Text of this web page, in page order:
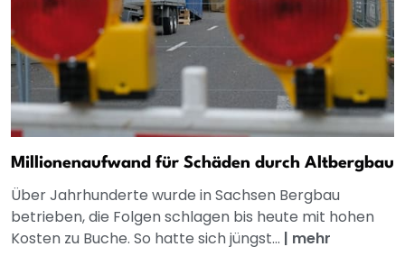
Millionenaufwand für Schäden durch Altbergbau
Über Jahrhunderte wurde in Sachsen Bergbau
betrieben, die Folgen schlagen bis heute mit hohen
Kosten zu Buche. So hatte sich jüngst... | mehr